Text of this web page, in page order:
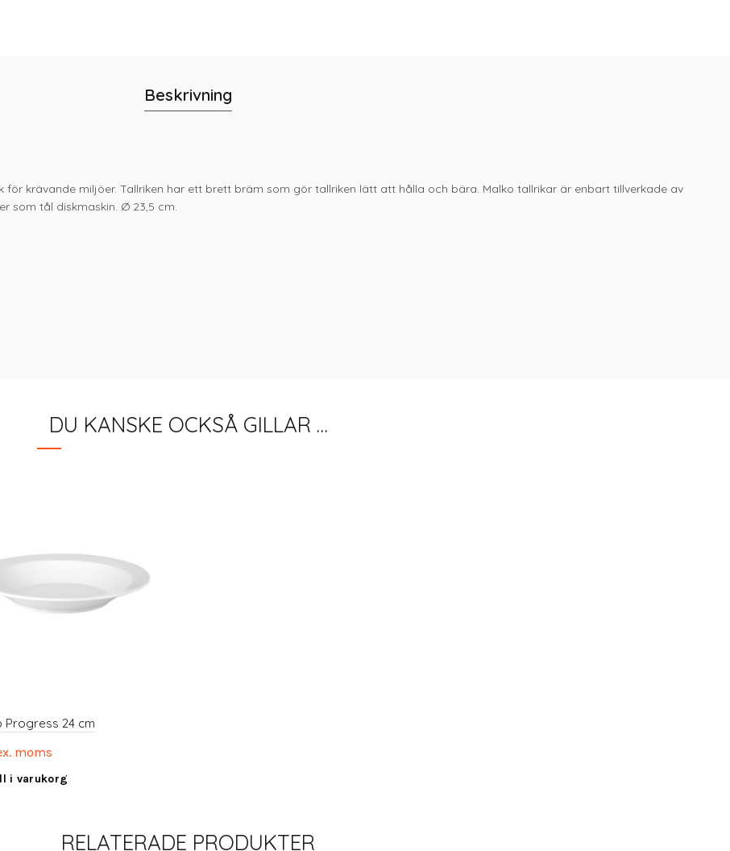
Beskrivning
för krävande miljöer. Tallriken har ett brett bräm som gör tallriken lätt att hålla och bära. Malko tallrikar är enbart tillverkade av
som tål diskmaskin. Ø 23,5 cm.
DU KANSKE OCKSÅ GILLAR …
Progress 24 cm
moms
i varukorg
RELATERADE PRODUKTER